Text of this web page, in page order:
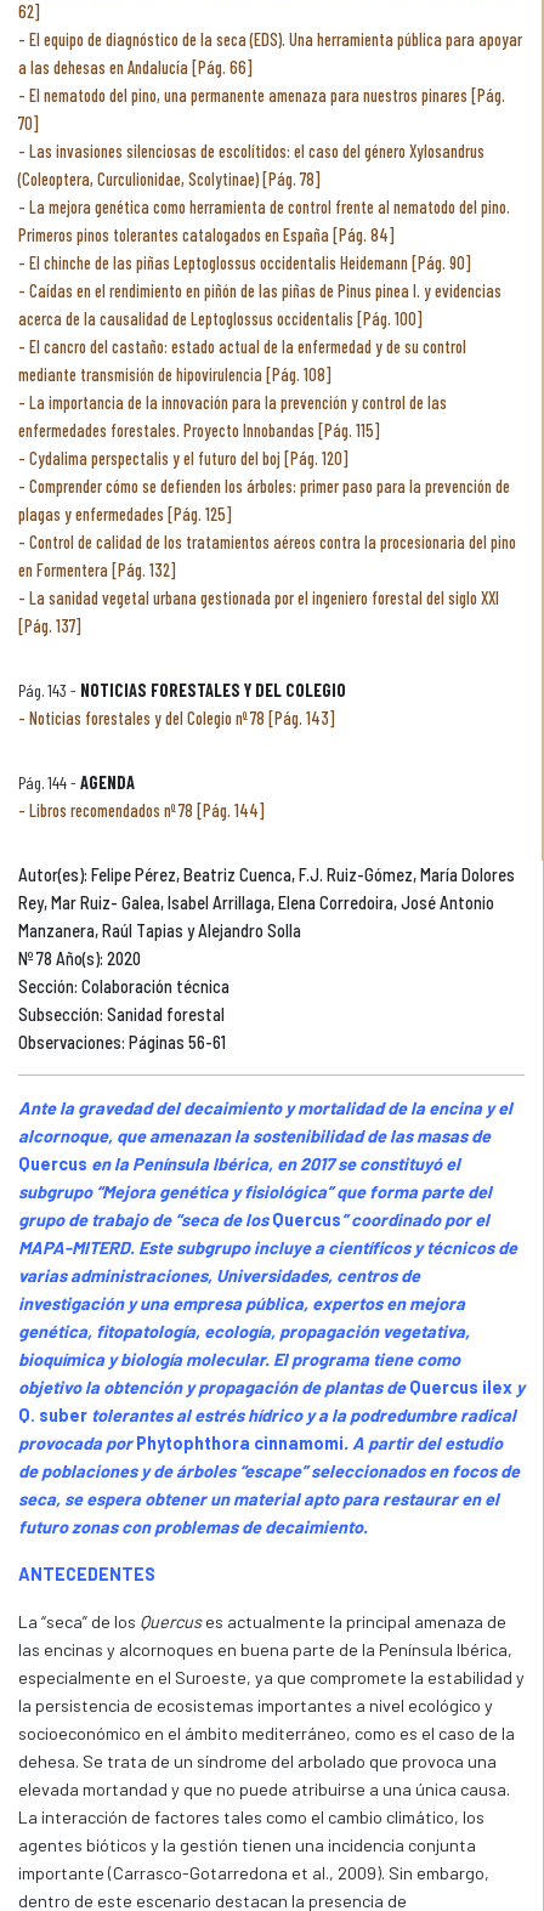
62]
El equipo de diagnóstico de la seca (EDS). Una herramienta pública para apoyar
a las dehesas en Andalucía [Pág. 66]
El nematodo del pino, una permanente amenaza para nuestros pinares [Pág.
70]
Las invasiones silenciosas de escolítidos: el caso del género Xylosandrus
(Coleoptera, Curculionidae, Scolytinae) [Pág. 78]
La mejora genética como herramienta de control frente al nematodo del pino.
Primeros pinos tolerantes catalogados en España [Pág. 84]
El chinche de las piñas Leptoglossus occidentalis Heidemann [Pág. 90]
Caídas en el rendimiento en piñón de las piñas de Pinus pinea l. y evidencias
acerca de la causalidad de Leptoglossus occidentalis [Pág. 100]
El cancro del castaño: estado actual de la enfermedad y de su control
mediante transmisión de hipovirulencia [Pág. 108]
La importancia de la innovación para la prevención y control de las
enfermedades forestales. Proyecto Innobandas [Pág. 115]
Cydalima perspectalis y el futuro del boj [Pág. 120]
Comprender cómo se defienden los árboles: primer paso para la prevención de
plagas y enfermedades [Pág. 125]
Control de calidad de los tratamientos aéreos contra la procesionaria del pino
en Formentera [Pág. 132]
La sanidad vegetal urbana gestionada por el ingeniero forestal del siglo XXI
[Pág. 137]
Pág. 143 - NOTICIAS FORESTALES Y DEL COLEGIO
Noticias forestales y del Colegio nº 78 [Pág. 143]
Pág. 144 - AGENDA
Libros recomendados nº 78 [Pág. 144]
Autor(es): Felipe Pérez, Beatriz Cuenca, F.J. Ruiz-Gómez, María Dolores
Rey, Mar Ruiz- Galea, Isabel Arrillaga, Elena Corredoira, José Antonio
Manzanera, Raúl Tapias y Alejandro Solla
Nº 78 Año(s): 2020
Sección: Colaboración técnica
Subsección: Sanidad forestal
Observaciones: Páginas 56-61
Ante la gravedad del decaimiento y mortalidad de la encina y el
alcornoque, que amenazan la sostenibilidad de las masas de
Quercus en la Península Ibérica, en 2017 se constituyó el
subgrupo “Mejora genética y fisiológica” que forma parte del
grupo de trabajo de “seca de losQuercus” coordinado por el
MAPA-MITERD. Este subgrupo incluye a científicos y técnicos de
varias administraciones, Universidades, centros de
investigación y una empresa pública, expertos en mejora
genética, fitopatología, ecología, propagación vegetativa,
bioquímica y biología molecular. El programa tiene como
objetivo la obtención y propagación de plantas deQuercus ilex y
Q. suber tolerantes al estrés hídrico y a la podredumbre radical
provocada porPhytophthora cinnamomi. A partir del estudio
de poblaciones y de árboles “escape” seleccionados en focos de
seca, se espera obtener un material apto para restaurar en el
futuro zonas con problemas de decaimiento.
ANTECEDENTES
La “seca” de los Quercuses actualmente la principal amenaza de
las encinas y alcornoques en buena parte de la Península Ibérica,
especialmente en el Suroeste, ya que compromete la estabilidad y
la persistencia de ecosistemas importantes a nivel ecológico y
socioeconómico en el ámbito mediterráneo, como es el caso de la
dehesa. Se trata de un síndrome del arbolado que provoca una
elevada mortandad y que no puede atribuirse a una única causa.
La interacción de factores tales como el cambio climático, los
agentes bióticos y la gestión tienen una incidencia conjunta
importante (Carrasco-Gotarredona et al., 2009). Sin embargo,
dentro de este escenario destacan la presencia de